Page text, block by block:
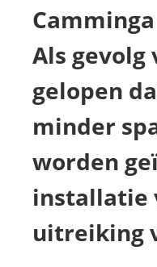
Als gevolg
gelopen
minder
worden
installatie
uitreiking